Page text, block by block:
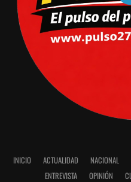
INICIO ACTUALIDAD NACIONAL
ENTREVISTA
OPINIÓN